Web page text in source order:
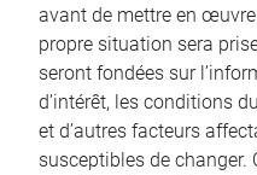
avant de mettre en
propre situation sera
seront fondées sur
d’intérêt, les conditions
et d’autres facteurs
susceptibles de changer.